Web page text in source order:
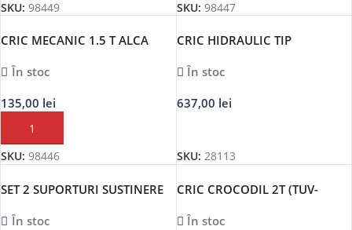
SKU: 98449 SKU: 98447
CRIC MECANIC 1.5 T ALCA
În stoc
135,00 lei
ADAUGĂ ÎN COȘ
SKU: 98446
CRIC HIDRAULIC TIP
În stoc
637,00 lei
SKU: 28113
SET 2 SUPORTURI SUSTINERE
JBMÎn stoc
CRIC CROCODIL 2T (TUV-
În stoc